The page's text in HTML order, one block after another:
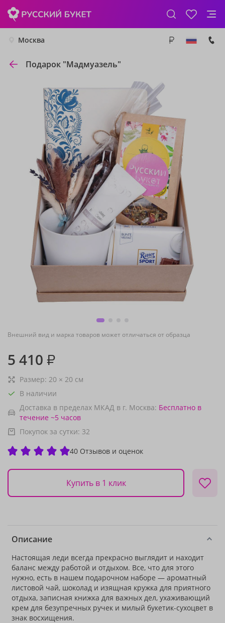
Москва
Подарок "Мадмуазель"
Внешний вид и марка товаров может отличаться от образца
5 410 ₽
Размер: 20 × 20 см
В наличии
Доставка в пределах МКАД в г. Москва: Бесплатно в
течение ~5 часов
Покупок за сутки: 32
40 Отзывов и оценок
Купить в 1 клик
Описание
Настоящая леди всегда прекрасно выглядит и находит
баланс между работой и отдыхом. Все, что для этого
нужно, есть в нашем подарочном наборе — ароматный
листовой чай, шоколад и изящная кружка для приятного
отдыха, записная книжка для важных дел, ухаживающий
крем для безупречных ручек и милый букетик-сухоцвет в
знак восхищения.